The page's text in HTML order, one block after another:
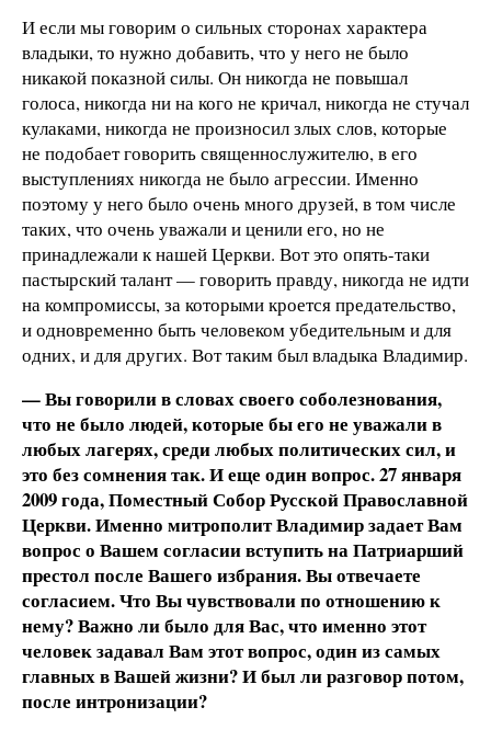
И если мы говорим о сильных сторонах характера
владыки, то нужно добавить, что у него не было
никакой показной силы. Он никогда не повышал
голоса, никогда ни на кого не кричал, никогда не стучал
кулаками, никогда не произносил злых слов, которые
не подобает говорить священнослужителю, в его
выступлениях никогда не было агрессии. Именно
поэтому у него было очень много друзей, в том числе
таких, что очень уважали и ценили его, но не
принадлежали к нашей Церкви. Вот это опять-таки
пастырский талант — говорить правду, никогда не идти
на компромиссы, за которыми кроется предательство,
и одновременно быть человеком убедительным и для
одних, и для других. Вот таким был владыка Владимир.
— Вы говорили в словах своего соболезнования,
что не было людей, которые бы его не уважали в
любых лагерях, среди любых политических сил, и
это без сомнения так. И еще один вопрос. 27 января
2009 года, Поместный Собор Русской Православной
Церкви. Именно митрополит Владимир задает Вам
вопрос о Вашем согласии вступить на Патриарший
престол после Вашего избрания. Вы отвечаете
согласием. Что Вы чувствовали по отношению к
нему? Важно ли было для Вас, что именно этот
человек задавал Вам этот вопрос, один из самых
главных в Вашей жизни? И был ли разговор потом,
после интронизации?